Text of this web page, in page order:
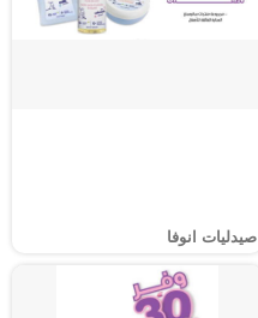
صيدليات انوفا